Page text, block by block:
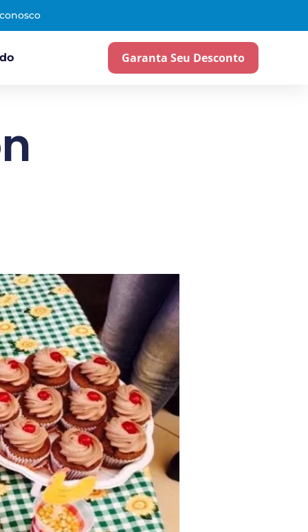
Garanta Seu Desconto